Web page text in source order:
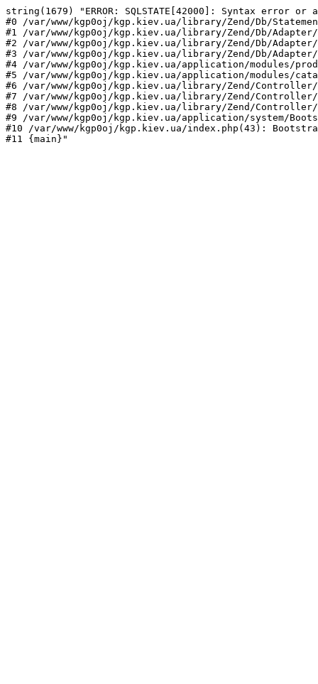
string(1679) "ERROR: SQLSTATE[42000]: Syntax
#0 /var/www/kgp0oj/kgp.kiev.ua/library/Zend/Db/
#1 /var/www/kgp0oj/kgp.kiev.ua/library/Zend/Db/
#2 /var/www/kgp0oj/kgp.kiev.ua/library/Zend/Db/Adapter/
#3 /var/www/kgp0oj/kgp.kiev.ua/library/Zend/Db/Adapter/
#4 /var/www/kgp0oj/kgp.kiev.ua/application/modules/
#5 /var/www/kgp0oj/kgp.kiev.ua/application/modules/
#6 /var/www/kgp0oj/kgp.kiev.ua/library/Zend/Controller/
#7 /var/www/kgp0oj/kgp.kiev.ua/library/Zend/
#8 /var/www/kgp0oj/kgp.kiev.ua/library/Zend/Controller/
#9 /var/www/kgp0oj/kgp.kiev.ua/application/system/
#10 /var/www/kgp0oj/kgp.kiev.ua/index.php(43):